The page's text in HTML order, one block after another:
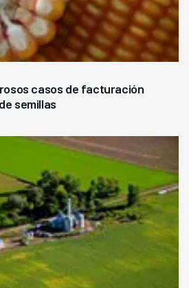
casos de facturación
semillas